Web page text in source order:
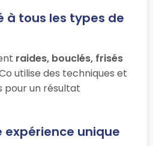
à tous les types de
raides, bouclés, frisés
utilise des techniques et
pour un résultat
expérience unique